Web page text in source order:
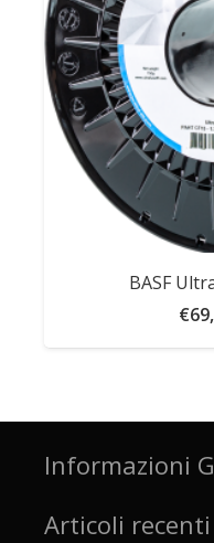
BASF
€
Informazioni
Articoli recenti